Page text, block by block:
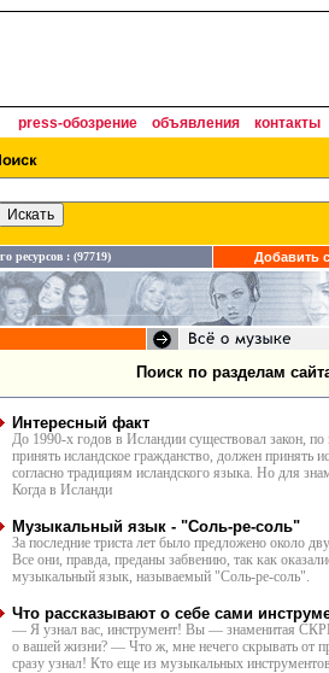
press-обозрение объявления контакты
ресурсов : (97719) Добавить
Поиск по разделам
Интересный факт
До 1990-х годов в Исландии существовал закон,
принять исландское гражданство, должен принять
согласно традициям исландского языка. Но для
Когда в Исланди
Музыкальный язык - "Соль-ре-соль"
За последние триста лет было предложено около
Все они, правда, преданы забвению, так как
музыкальный язык, называемый "Соль-ре-соль".
Что рассказывают о себе сами
— Я узнал вас, инструмент! Вы — знаменитая
о вашей жизни? — Что ж, мне нечего скрывать от
сразу узнал! Кто еще из музыкальных